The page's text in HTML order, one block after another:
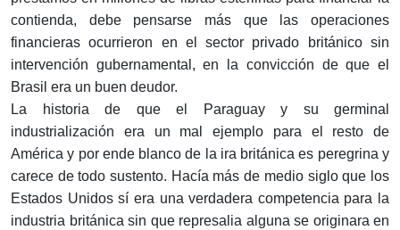
contienda, debe pensarse más que las operaciones
financieras ocurrieron en el sector privado británico sin
intervención gubernamental, en la convicción de que el
Brasil era un buen deudor.
La historia de que el Paraguay y su germinal
industrialización era un mal ejemplo para el resto de
América y por ende blanco de la ira británica es peregrina y
carece de todo sustento. Hacía más de medio siglo que los
Estados Unidos sí era una verdadera competencia para la
industria británica sin que represalia alguna se originara en